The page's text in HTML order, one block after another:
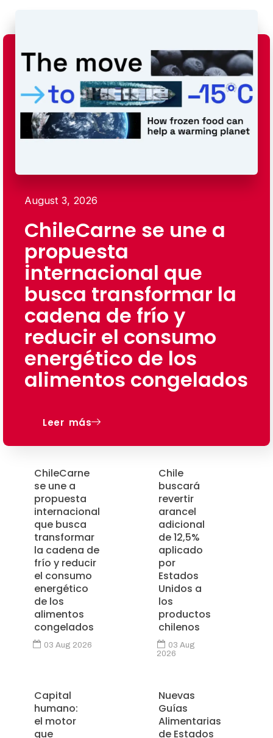
August 3, 2026
ChileCarne se une a
propuesta
internacional que
busca transformar la
cadena de frío y
reducir el consumo
energético de los
alimentos congelados
Leer más
ChileCarne
se une a
propuesta
internacional
que busca
transformar
la cadena de
frío y reducir
el consumo
energético
de los
alimentos
congelados
03 Aug 2026
Chile
buscará
revertir
arancel
adicional
de 12,5%
aplicado
por
Estados
Unidos a
los
productos
chilenos
2026
Capital
humano:
el motor
que
Nuevas
Guías
Alimentarias
de Estados